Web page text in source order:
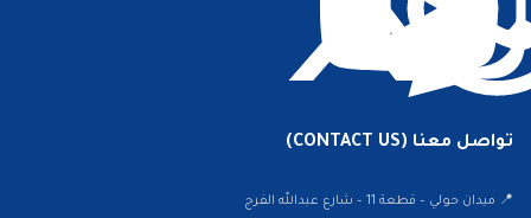
تواصل معنا (CONTACT US)
📍 ميدان حولي – قطعة 11 – شارع عبدالله الفرج